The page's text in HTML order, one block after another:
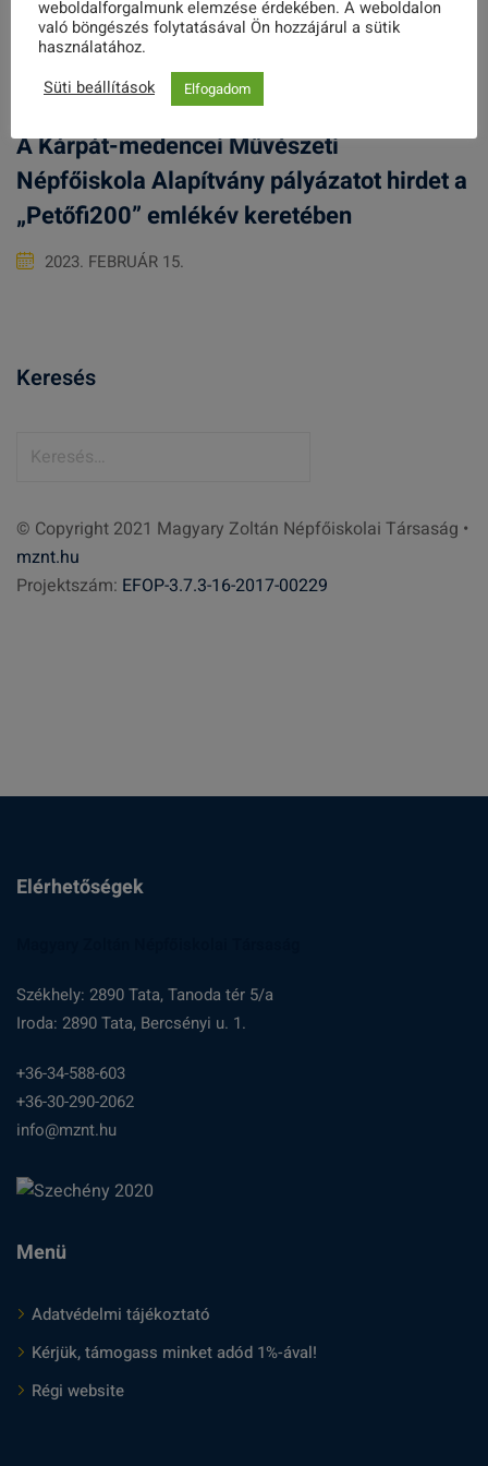
A Kárpát-medencei Művészeti
Népfőiskola Alapítvány pályázatot hirdet a
„Petőfi200” emlékév keretében
2023. FEBRUÁR 15.
Keresés
e
s
é
© Copyright 2021 Magyary Zoltán Népfőiskolai Társaság •
mznt.hu
Projektszám: EFOP-3.7.3-16-2017-00229
Elérhetőségek
Székhely: 2890 Tata, Tanoda tér 5/a
Iroda: 2890 Tata, Bercsényi u. 1.
+36-34-588-603
+36-30-290-2062
info@mznt.hu
Menü
Adatvédelmi tájékoztató
Kérjük, támogass minket adód 1%-ával!
Régi website
weboldalforgalmunk elemzése érdekében. A weboldalon
való böngészés folytatásával Ön hozzájárul a sütik
használatához.
Süti beállítások
Elfogadom